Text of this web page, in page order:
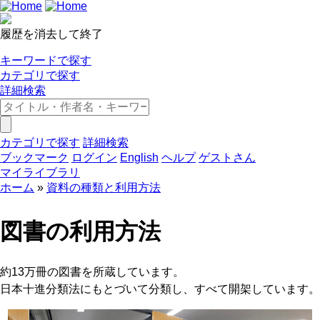
履歴を消去して終了
キーワードで探す
カテゴリで探す
詳細検索
カテゴリで探す 詳細検索
ブックマーク ログイン English ヘルプ ゲストさん
マイライブラリ
ホーム
資料の種類と利用方法
図書の利用方法
約13万冊の図書を所蔵しています。
日本十進分類法にもとづいて分類し、すべて開架しています。